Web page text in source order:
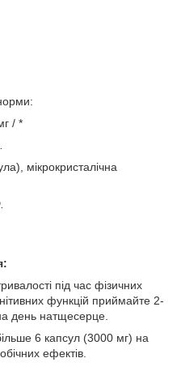
/ *
мікрокристалічна
під час фізичних
функцій приймайте 2-
день натщесерце.
6 капсул (3000 мг) на
ефектів.